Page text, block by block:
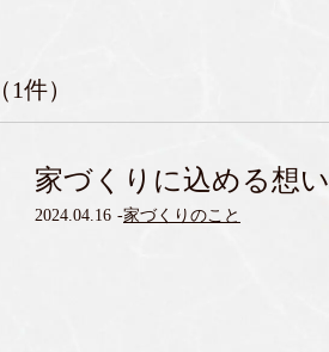
（1件）
家づくりに込める想い
2024.04.16 -家づくりのこと